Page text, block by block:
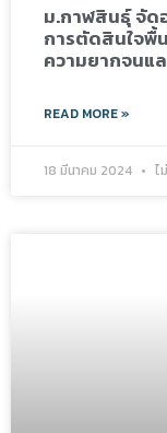
ม.กาฬสินธุ์ จัด
การตัดสินใจพื้
ความยากจนแ
READ MORE »
18 มีนาคม 2024 ไ